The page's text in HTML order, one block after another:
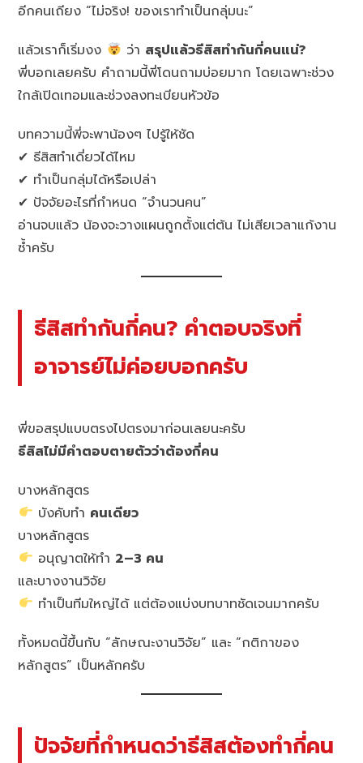
อีกคนเถียง “ไม่จริง! ของเราทำเป็นกลุ่มนะ”
แล้วเราก็เริ่มงง
ว่า สรุปแล้วธีสิสทำกันกี่คนแน่?
พี่บอกเลยครับ คำถามนี้พี่โดนถามบ่อยมาก โดยเฉพาะช่วง
ใกล้เปิดเทอมและช่วงลงทะเบียนหัวข้อ
บทความนี้พี่จะพาน้องๆ ไปรู้ให้ชัด
✔ ธีสิสทำเดี่ยวได้ไหม
✔ ทำเป็นกลุ่มได้หรือเปล่า
✔ ปัจจัยอะไรที่กำหนด “จำนวนคน”
อ่านจบแล้ว น้องจะวางแผนถูกตั้งแต่ต้น ไม่เสียเวลาแก้งาน
ซ้ำครับ
ธีสิสทำกันกี่คน? คำตอบจริงที่
อาจารย์ไม่ค่อยบอกครับ
พี่ขอสรุปแบบตรงไปตรงมาก่อนเลยนะครับ
ธีสิสไม่มีคำตอบตายตัวว่าต้องกี่คน
บางหลักสูตร
บังคับทำ คนเดียว
บางหลักสูตร
อนุญาตให้ทำ 2–3 คน
และบางงานวิจัย
ทำเป็นทีมใหญ่ได้ แต่ต้องแบ่งบทบาทชัดเจนมากครับ
ทั้งหมดนี้ขึ้นกับ “ลักษณะงานวิจัย” และ “กติกาของ
หลักสูตร” เป็นหลักครับ
ปัจจัยที่กำหนดว่าธีสิสต้องทำกี่คน